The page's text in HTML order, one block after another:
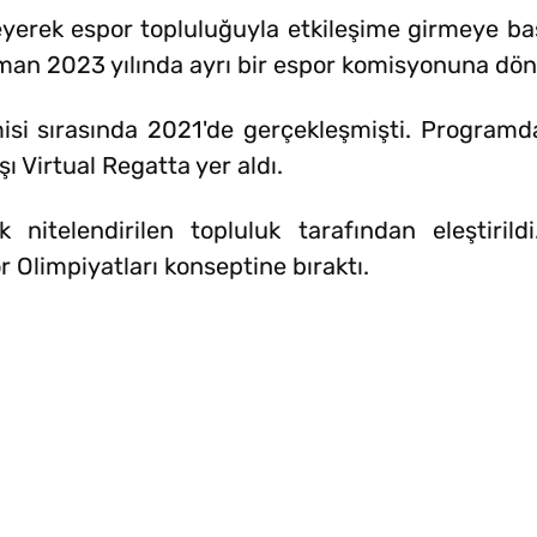
espor topluluğuyla etkileşime girmeye
2023 yılında ayrı bir espor komisyonuna
sırasında 2021'de gerçekleşmişti.
Virtual Regatta yer aldı.
nitelendirilen topluluk tarafından
konseptine bıraktı.